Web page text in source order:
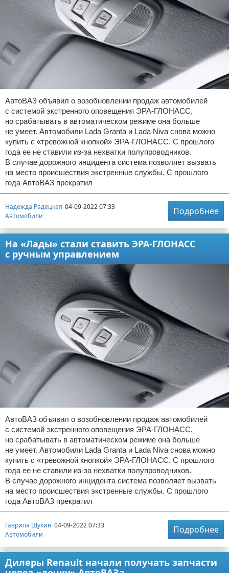
АвтоВАЗ объявил о возобновлении продаж автомобилей
с системой экстренного оповещения ЭРА-ГЛОНАСС,
но срабатывать в автоматическом режиме она больше
не умеет. Автомобили Lada Granta и Lada Niva снова можно
купить с «тревожной кнопкой» ЭРА-ГЛОНАСС. С прошлого
года ее не ставили из-за нехватки полупроводников.
В случае дорожного инцидента система позволяет вызвать
на место происшествия экстренные службы. С прошлого
года АвтоВАЗ прекратил
Надежда Радецкая 04-09-2022 07:33
Автомобили
Подробнее
На «Лады» стали ставить ЭРА-ГЛОНАСС
с ручным управлением
АвтоВАЗ объявил о возобновлении продаж автомобилей
с системой экстренного оповещения ЭРА-ГЛОНАСС,
но срабатывать в автоматическом режиме она больше
не умеет. Автомобили Lada Granta и Lada Niva снова можно
купить с «тревожной кнопкой» ЭРА-ГЛОНАСС. С прошлого
года ее не ставили из-за нехватки полупроводников.
В случае дорожного инцидента система позволяет вызвать
на место происшествия экстренные службы. С прошлого
года АвтоВАЗ прекратил
Гаврила Щукин 04-09-2022 07:33
Автомобили
Подробнее
Дилеры Renault начали получать запчасти